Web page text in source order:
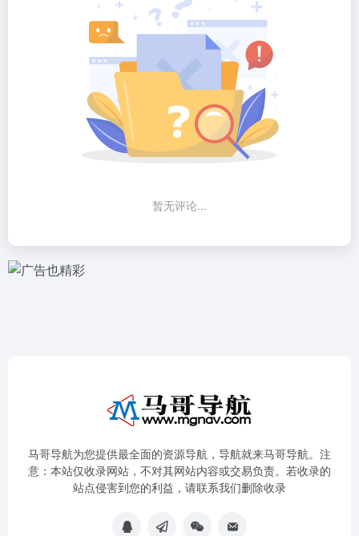
暂无评论...
马哥导航为您提供最全面的资源导航，导航就来马哥导航。注
意：本站仅收录网站，不对其网站内容或交易负责。若收录的
站点侵害到您的利益，请联系我们删除收录